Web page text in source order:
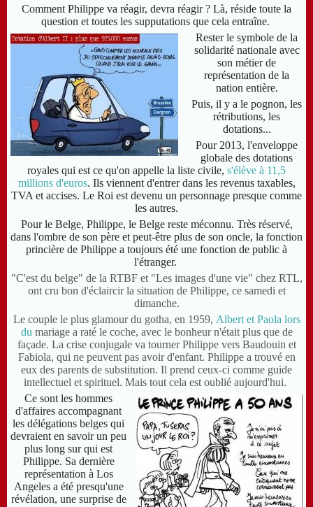
Comment Philippe va réagir, devra réagir ? Là, réside toute la
question et toutes les supputations que cela entraîne.
Rester le symbole de la
solidarité nationale avec
son métier de
représentation de la
nation entière.
Puis, il y a le pognon, les
rétributions, les
dotations...
Pour 2013, l'enveloppe
globale des dotations
royales qui est ce qu'on appelle la liste civile, s'élève à 11,5
millions d'euros. Ils viennent d'entrer dans les revenus taxables,
TVA et accises. Le Roi est devenu un personnage presque comme
les autres.
Pour le Belge, Philippe, le Belge reste méconnu. Très réservé,
dans l'ombre de son père et peut-être plus de son oncle, la fonction
princière de Philippe a toujours été une fonction de public à
l'étranger.
"C'est du belge" de la RTBF et "Les images d'une vie" chez RTL,
ont cru bon d'éclaircir la situation de Philippe, ce samedi et
dimanche.
Le couple le plus glamour du gotha, en 1959, Albert et Paola lors
du mariage a raté le coche, avecle bonheur n'était plus que de
façade. La crise conjugale va tourner Philippe vers Baudouin et
Fabiola, qui ne peuvent pas avoir d'enfant. Philippe a trouvé en
eux des parents de substitution. Il prend ceux-ci comme guide
intellectuel et spirituel. Mais tout cela est oublié aujourd'hui.
Ce sont les hommes
d'affaires accompagnant
les délégations belges qui
devraient en savoir un peu
plus long sur qui est
Philippe. Sa dernière
représentation à Los
Angeles a été presqu'une
révélation, une surprise de